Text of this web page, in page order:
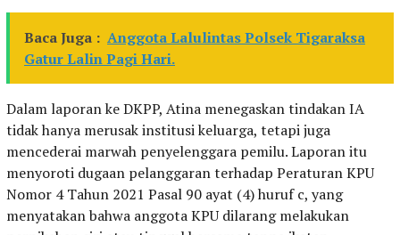
Baca Juga : Anggota Lalulintas Polsek Tigaraksa
Gatur Lalin Pagi Hari.
Dalam laporan ke DKPP, Atina menegaskan tindakan IA
tidak hanya merusak institusi keluarga, tetapi juga
mencederai marwah penyelenggara pemilu. Laporan itu
menyoroti dugaan pelanggaran terhadap Peraturan KPU
Nomor 4 Tahun 2021 Pasal 90 ayat (4) huruf c, yang
menyatakan bahwa anggota KPU dilarang melakukan